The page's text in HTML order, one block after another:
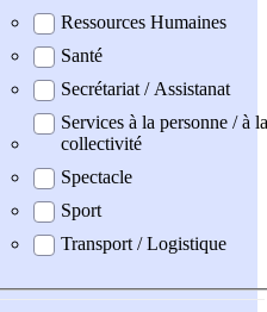
Ressources Humaines
Santé
Secrétariat / Assistanat
Services à la personne / à la
collectivité
Spectacle
Sport
Transport / Logistique